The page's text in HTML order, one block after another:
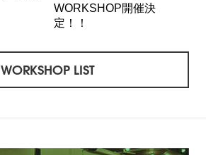
WORKSHOP開催決
定！！
WORKSHOP LIST